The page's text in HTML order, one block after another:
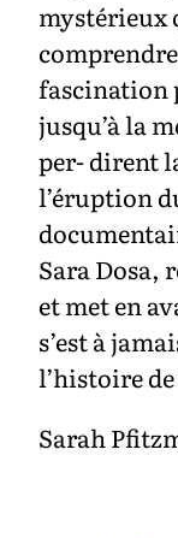
mystérieux
fascination
jusqu’à la
per- dirent
l’éruption
Sara Dosa,
et met en
s’est à
l’histoire
Sarah